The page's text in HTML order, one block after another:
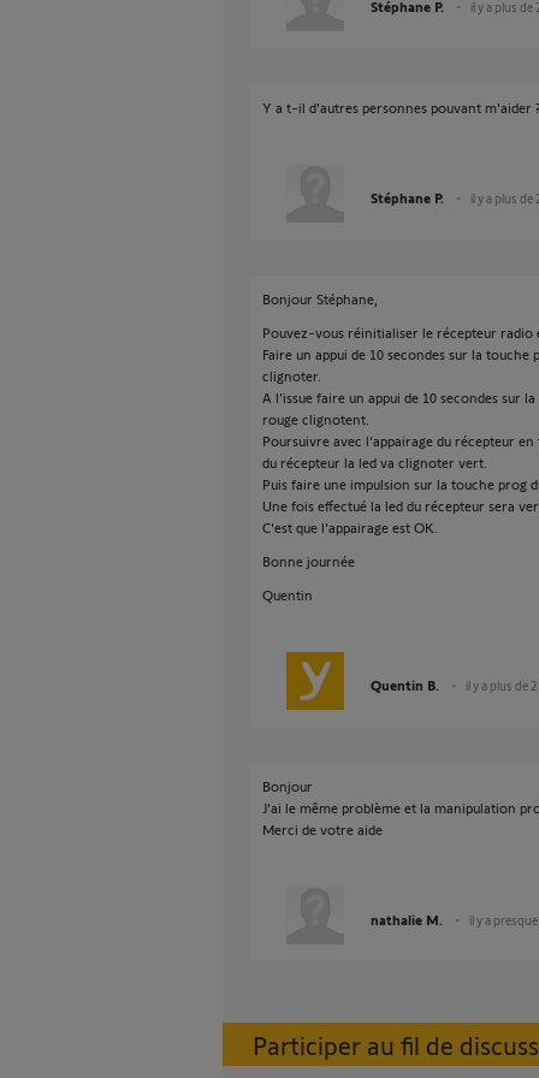
Stéphane P. il y a plus de
Y a t-il d'autres personnes pouvant m'aider
Stéphane P. il y a plus de
Bonjour Stéphane,
Pouvez-vous réinitialiser le récepteur radio
Faire un appui de 10 secondes sur la
clignoter.
A l’issue faire un appui de 10 secondes sur
rouge clignotent.
Poursuivre avec l'appairage du récepteur
du récepteur la led va clignoter vert.
Puis faire une impulsion sur la touche prog
Une fois effectué la led du récepteur sera
C'est que l'appairage est OK.
Bonne journée
Quentin
Quentin B. il y a plus de
Bonjour
J'ai le même problème et la manipulation
Merci de votre aide
nathalie M. il y a
Participer au fil de